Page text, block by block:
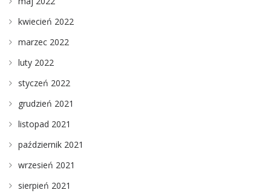
kwiecień 2022
marzec 2022
luty 2022
styczeń 2022
grudzień 2021
listopad 2021
październik 2021
wrzesień 2021
sierpień 2021